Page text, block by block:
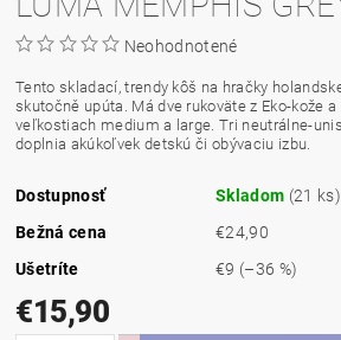
Neohodnotené
Tento skladací, trendy kôš na hračky
skutočně upúta. Má dve rukoväte z Eko-kože
veľkostiach medium a large. Tri neutrálne-
doplnia akúkoľvek detskú či obývaciu izbu.
Dostupnosť Skladom (21 ks)
Bežná cena
€24,90
Ušetríte
€9 (–36 %)
€15,90